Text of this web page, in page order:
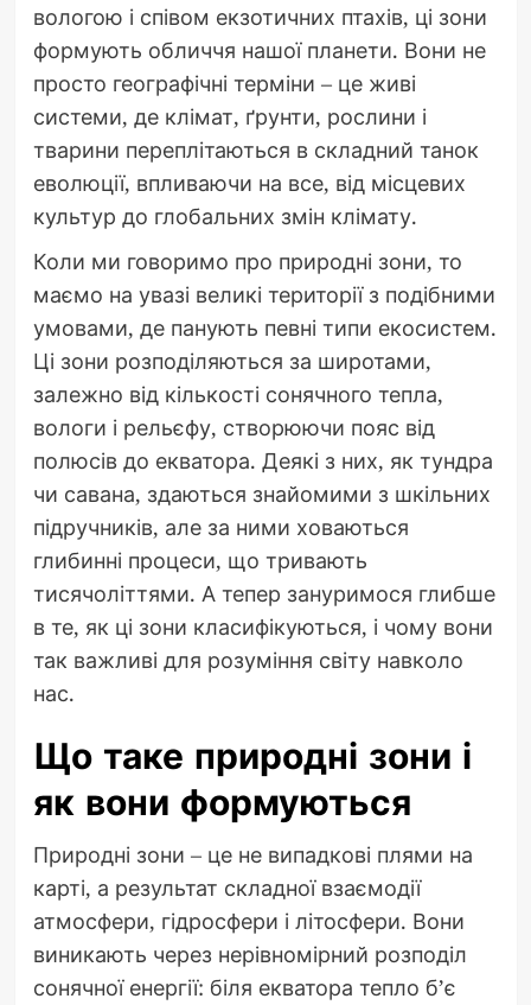
вологою і співом екзотичних птахів, ці зони
формують обличчя нашої планети. Вони не
просто географічні терміни – це живі
системи, де клімат, ґрунти, рослини і
тварини переплітаються в складний танок
еволюції, впливаючи на все, від місцевих
культур до глобальних змін клімату.
Коли ми говоримо про природні зони, то
маємо на увазі великі території з подібними
умовами, де панують певні типи екосистем.
Ці зони розподіляються за широтами,
залежно від кількості сонячного тепла,
вологи і рельєфу, створюючи пояс від
полюсів до екватора. Деякі з них, як тундра
чи савана, здаються знайомими з шкільних
підручників, але за ними ховаються
глибинні процеси, що тривають
тисячоліттями. А тепер зануримося глибше
в те, як ці зони класифікуються, і чому вони
так важливі для розуміння світу навколо
нас.
Що таке природні зони і
як вони формуються
Природні зони – це не випадкові плями на
карті, а результат складної взаємодії
атмосфери, гідросфери і літосфери. Вони
виникають через нерівномірний розподіл
сонячної енергії: біля екватора тепло б’є